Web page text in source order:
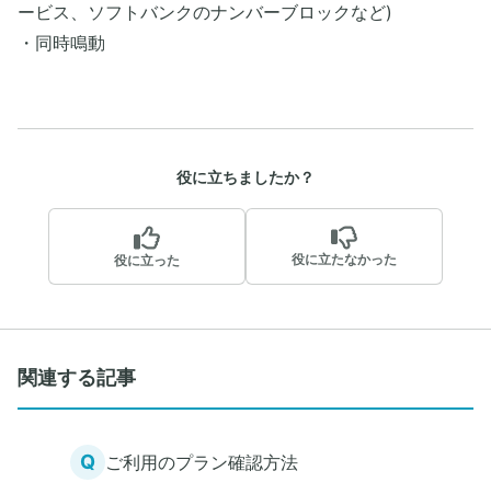
ービス、ソフトバンクのナンバーブロックなど)
・同時鳴動
役に立ちましたか？
役に立った 役に立たなかった
関連する記事
Q ご利用のプラン確認方法